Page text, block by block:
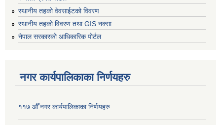
स्थानीय तहको वेवसाईटको विवरण
स्थानीय तहको विवरण तथा GIS नक्सा
नेपाल सरकारको आधिकारिक पोर्टल
नगर कार्यपालिकाका निर्णयहरु
११७ औँ नगर कार्यपालिकाका निर्णयहरु